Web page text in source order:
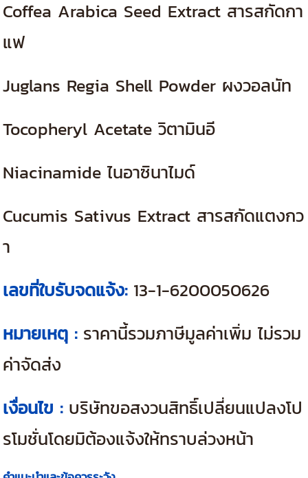
Coffea Arabica Seed Extract สารสกัดกา
แฟ
Juglans Regia Shell Powder ผงวอลนัท
Tocopheryl Acetate วิตามินอี
Niacinamide ไนอาซินาไมด์
Cucumis Sativus Extract สารสกัดแตงกว
า
เลขที่ใบรับจดแจ้ง: 13-1-6200050626
หมายเหตุ : ราคานี้รวมภาษีมูลค่าเพิ่ม ไม่รวม
ค่าจัดส่ง
เงื่อนไข :บริษัทขอสงวนสิทธิ์เปลี่ยนแปลงโป
รโมชั่นโดยมิต้องแจ้งให้ทราบล่วงหน้า